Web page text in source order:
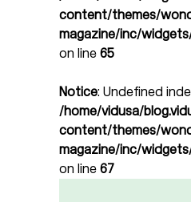
content/themes/
magazine/inc/
on line 65
Notice: Undefined
/home/vidusa/
content/themes/
magazine/inc/
on line 67